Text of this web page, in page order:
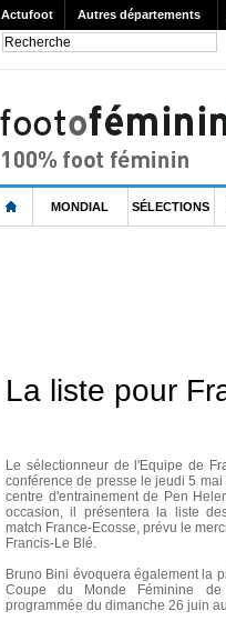
Actufoot Autres départements
MONDIAL SÉLECTIONS
La liste pour
Le sélectionneur de l'Equipe de
conférence de presse le jeudi 5
centre d'entrainement de Pen
occasion, il présentera la liste
match France-Ecosse, prévu le
Francis-Le Blé.
Bruno Bini évoquera également la
Coupe du Monde Féminine
programmée du dimanche 26 juin